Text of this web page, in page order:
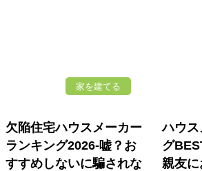
家を建てる
欠陥住宅ハウスメーカー
ランキング2026-嘘？お
すすめしないに騙されな
ハウ
グ
親友